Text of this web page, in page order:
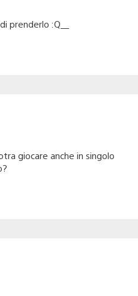
prenderlo :Q__
giocare anche in singolo